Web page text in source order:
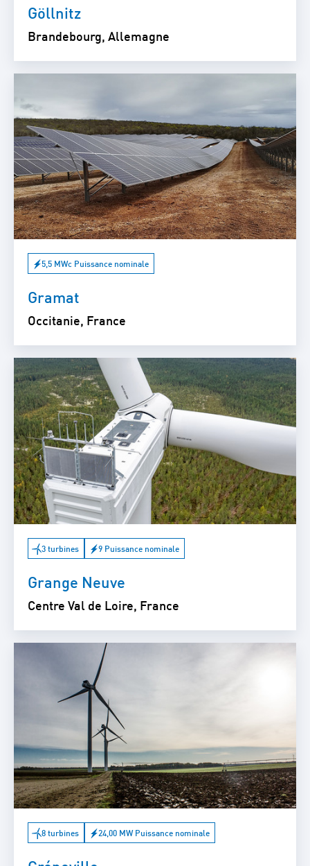
Göllnitz
Brandebourg, Allemagne
5,5 MWc Puissance nominale
Gramat
Occitanie, France
3 turbines 9 Puissance nominale
Grange Neuve
Centre Val de Loire, France
8 turbines 24,00 MW Puissance nominale